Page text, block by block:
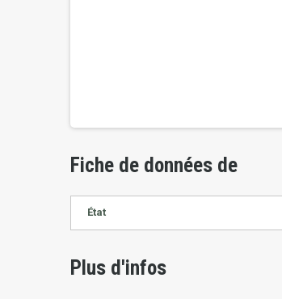
Fiche de données de
État
Plus d'infos